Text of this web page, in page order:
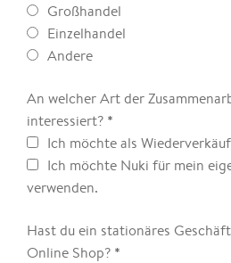
Großhandel
Einzelhandel
Andere
An welcher Art der
interessiert? *
Ich möchte als
Ich möchte Nuki für mein
verwenden.
Hast du ein stationäres
Online Shop? *